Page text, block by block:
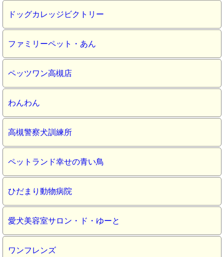
ドッグカレッジビクトリー
ファミリーペット・あん
ペッツワン高槻店
わんわん
高槻警察犬訓練所
ペットランド幸せの青い鳥
ひだまり動物病院
愛犬美容室サロン・ド・ゆーと
ワンフレンズ